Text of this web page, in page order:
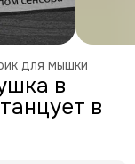
для мышки
в
в